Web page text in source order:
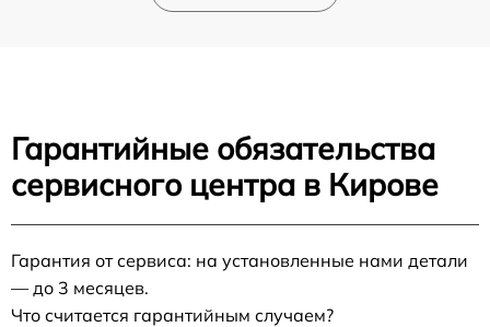
Гарантийные обязательства
сервисного центра в Кирове
Гарантия от сервиса: на установленные нами детали
— до 3 месяцев.
Что считается гарантийным случаем?